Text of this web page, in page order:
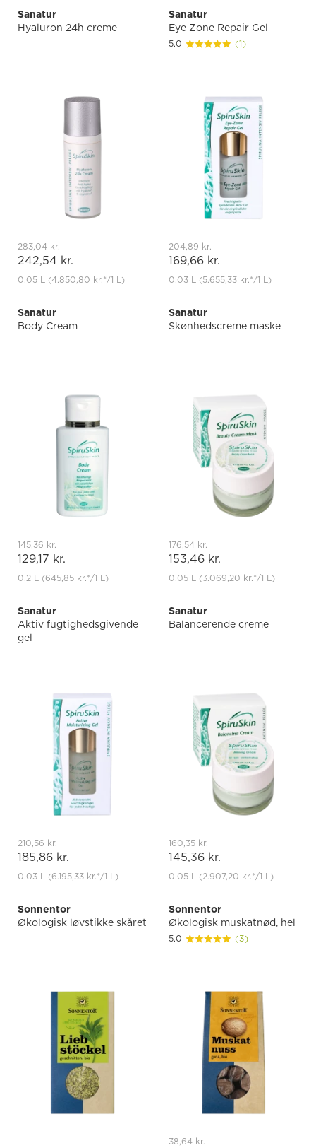
Sanatur
Hyaluron 24h creme
283,04 kr.
242,54 kr.
0.05 L (4.850,80 kr.*/1 L)
Sanatur
Eye Zone Repair Gel
5.0 (1)
204,89 kr.
169,66 kr.
0.03 L (5.655,33 kr.*/1 L)
Sanatur
Body Cream
145,36 kr.
129,17 kr.
0.2 L (645,85 kr.*/1 L)
Sanatur
Skønhedscreme maske
176,54 kr.
153,46 kr.
0.05 L (3.069,20 kr.*/1 L)
Sanatur
Aktiv fugtighedsgivende
gel
210,56 kr.
185,86 kr.
0.03 L (6.195,33 kr.*/1 L)
Sanatur
Balancerende creme
160,35 kr.
145,36 kr.
0.05 L (2.907,20 kr.*/1 L)
Sonnentor
Økologisk løvstikke skåret
Sonnentor
Økologisk muskatnød, hel
5.0 (3)
38,64 kr.